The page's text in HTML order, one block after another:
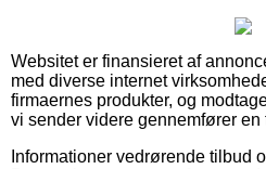
Websitet er finansieret af
med diverse internet
firmaernes produkter, og
vi sender videre gennemfører en
Informationer vedrørende tilbud